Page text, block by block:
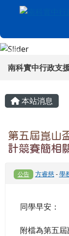
跳至主內容區
南科實中
導覽列
南科實中行政支
主內容區域
本站消息
第五屆崑山
計競賽簡相
公告 方睿慈-學
同學早安：
附檔為第五